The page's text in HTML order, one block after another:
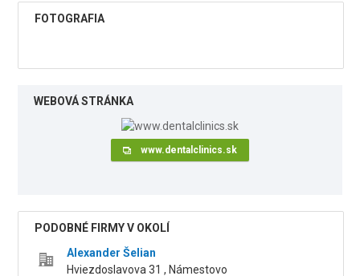
FOTOGRAFIA
WEBOVÁ STRÁNKA
www.dentalclinics.sk
PODOBNÉ FIRMY V OKOLÍ
Alexander Šelian
Hviezdoslavova 31 , Námestovo